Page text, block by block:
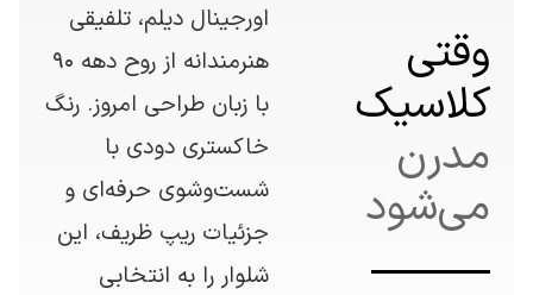
وقتی
کلاسیک
مدرن
می‌شود
اورجینال دیلم، تلفیقی
هنرمندانه از روح دهه ۹۰
با زبان طراحی امروز. رنگ
خاکستری دودی با
شست‌وشوی حرفه‌ای و
جزئیات ریپ ظریف، این
شلوار را به انتخابی